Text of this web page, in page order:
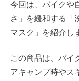
今回は、バイクや
さ」を緩和する「
マスク」を紹介し
この商品は、バイ
アキャンプ時やス